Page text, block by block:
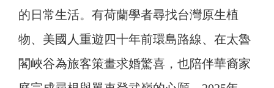
的日常生活。有荷蘭學者尋找台灣原生植
物、美國人重遊四十年前環島路線、在太魯
閣峽谷為旅客策畫求婚驚喜，也陪伴華裔家